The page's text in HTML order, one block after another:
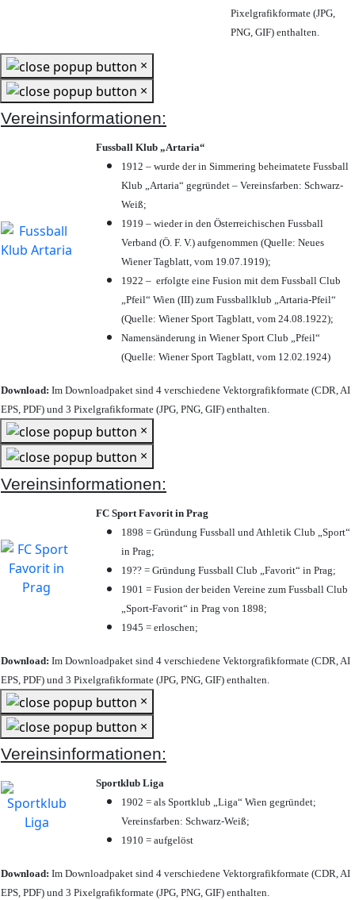
Pixelgrafikformate (JPG,
PNG, GIF) enthalten.
×
×
Vereinsinformationen:
Fussball Klub „Artaria“
1912 – wurde der in Simmering beheimatete Fussball
Klub „Artaria“ gegründet – Vereinsfarben: Schwarz-
Weiß;
1919 – wieder in den Österreichischen Fussball
Verband (Ö. F. V.) aufgenommen (Quelle: Neues
Wiener Tagblatt, vom 19.07.1919);
1922 – erfolgte eine Fusion mit dem Fussball Club
„Pfeil“ Wien (III) zum Fussballklub „Artaria-Pfeil“
(Quelle: Wiener Sport Tagblatt, vom 24.08.1922);
Namensänderung in Wiener Sport Club „Pfeil“
(Quelle: Wiener Sport Tagblatt, vom 12.02.1924)
Download: Im Downloadpaket sind 4 verschiedene Vektorgrafikformate (CDR, AI
EPS, PDF) und 3 Pixelgrafikformate (JPG, PNG, GIF) enthalten.
×
×
Vereinsinformationen:
FC Sport Favorit in Prag
1898 = Gründung Fussball und Athletik Club „Sport“
in Prag;
19?? = Gründung Fussball Club „Favorit“ in Prag;
1901 = Fusion der beiden Vereine zum Fussball Club
„Sport-Favorit“ in Prag von 1898;
1945 = erloschen;
Download: Im Downloadpaket sind 4 verschiedene Vektorgrafikformate (CDR, AI
EPS, PDF) und 3 Pixelgrafikformate (JPG, PNG, GIF) enthalten.
×
×
Vereinsinformationen:
Sportklub Liga
1902 = als Sportklub „Liga“ Wien gegründet;
Vereinsfarben: Schwarz-Weiß;
1910 = aufgelöst
Download: Im Downloadpaket sind 4 verschiedene Vektorgrafikformate (CDR, AI
EPS, PDF) und 3 Pixelgrafikformate (JPG, PNG, GIF) enthalten.